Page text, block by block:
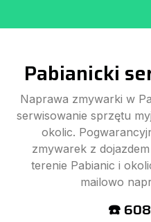
Pabianicki
Naprawa zmywarki w
serwisowanie sprzętu
okolic.
zmywarek z
terenie Pabianic i
mailowo
☎️